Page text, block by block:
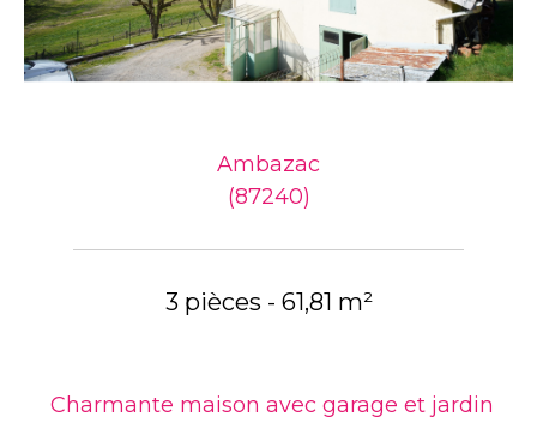
Ambazac
(87240)
3 pièces - 61,81 m²
Charmante maison avec garage et jardin